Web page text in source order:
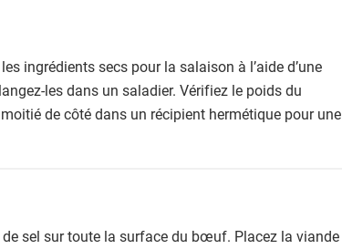
ingrédients secs pour la salaison à l’aide d’une
les dans un saladier. Vérifiez le poids du
de côté dans un récipient hermétique pour une
sel sur toute la surface du bœuf. Placez la viande